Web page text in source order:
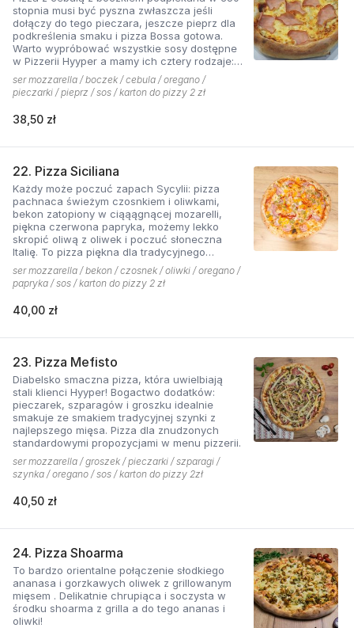
stopnia musi być pyszna zwłaszcza jeśli
dołączy do tego pieczara, jeszcze pieprz dla
podkreślenia smaku i pizza Bossa gotowa.
Warto wypróbować wszystkie sosy dostępne
w Pizzerii Hyyper a mamy ich cztery rodzaje:
pomidorowy łagodny, pomidorowy pikantny,
jogurtowo-czosnkowy oraz sos słodko-
kwaśny , każdy niepowtarzalny w smaku.
ser mozzarella / boczek / cebula / oregano /
pieczarki / pieprz / sos / karton do pizzy 2 zł
38,50 zł
22. Pizza Siciliana
Każdy może poczuć zapach Sycylii: pizza
pachnaca świeżym czosnkiem i oliwkami,
bekon zatopiony w ciąąągnącej mozarelli,
piękna czerwona papryka, możemy lekko
skropić oliwą z oliwek i poczuć słoneczna
Italię. To pizza piękna dla tradycyjnego
podniebienia
ser mozzarella / bekon / czosnek / oliwki / oregano /
papryka / sos / karton do pizzy 2 zł
40,00 zł
23. Pizza Mefisto
Diabelsko smaczna pizza, która uwielbiają
stali klienci Hyyper! Bogactwo dodatków:
pieczarek, szparagów i groszku idealnie
smakuje ze smakiem tradycyjnej szynki z
najlepszego mięsa. Pizza dla znudzonych
standardowymi propozycjami w menu pizzerii.
ser mozzarella / groszek / pieczarki / szparagi /
szynka / oregano / sos / karton do pizzy 2zł
40,50 zł
24. Pizza Shoarma
To bardzo orientalne połączenie słodkiego
ananasa i gorzkawych oliwek z grillowanym
mięsem . Delikatnie chrupiąca i soczysta w
środku shoarma z grilla a do tego ananas i
oliwki!